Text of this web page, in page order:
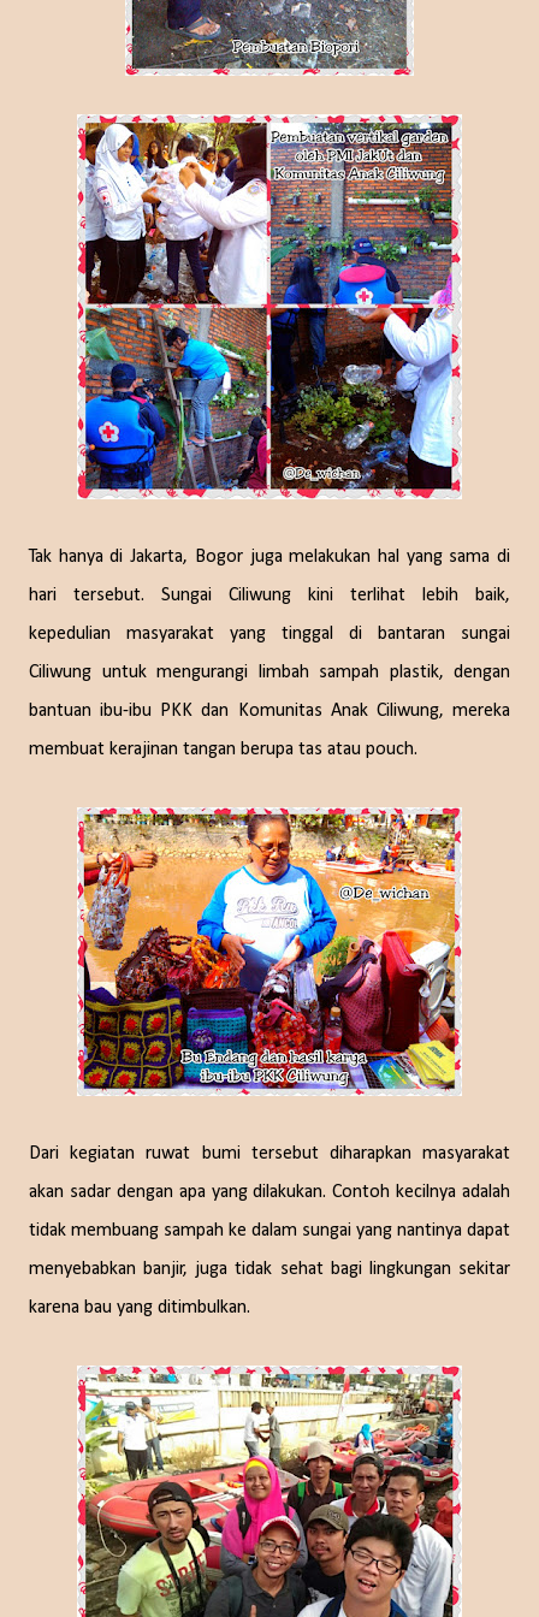
Tak hanya di Jakarta, Bogor juga melakukan hal yang sama di
hari tersebut. Sungai Ciliwung kini terlihat lebih baik,
kepedulian masyarakat yang tinggal di bantaran sungai
Ciliwung untuk mengurangi limbah sampah plastik, dengan
bantuan ibu-ibu PKK dan Komunitas Anak Ciliwung, mereka
membuat kerajinan tangan berupa tas atau pouch.
Dari kegiatan ruwat bumi tersebut diharapkan masyarakat
akan sadar dengan apa yang dilakukan. Contoh kecilnya adalah
tidak membuang sampah ke dalam sungai yang nantinya dapat
menyebabkan banjir, juga tidak sehat bagi lingkungan sekitar
karena bau yang ditimbulkan.